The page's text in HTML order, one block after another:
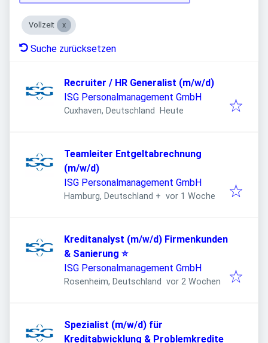
Vollzeit
Suche zurücksetzen
Recruiter / HR Generalist (m/w/d)
ISG Personalmanagement GmbH
Cuxhaven, Deutschland Veröffentlicht
Heute
Teamleiter Entgeltabrechnung
(m/w/d)
ISG Personalmanagement GmbH
Hamburg, Deutschland + Veröffentlicht
vor 1 Woche
Kreditanalyst (m/w/d) Firmenkunden
& Sanierung ⭐
ISG Personalmanagement GmbH
Rosenheim, Deutschland Veröffentlicht
vor 2 Wochen
Spezialist (m/w/d) für
Kreditabwicklung & Problemkredite